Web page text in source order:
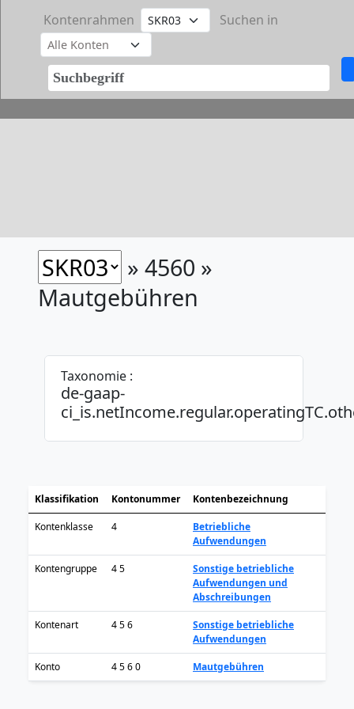
Kontenrahmen Suchen in
» 4560 »
Mautgebühren
Taxonomie :
de-gaap-
Klassifikation Kontonummer Kontenbezeichnung
Kontenklasse 4
Betriebliche
Aufwendungen
Kontengruppe 4 5
Sonstige betriebliche
Aufwendungen und
Abschreibungen
Kontenart 4 5 6
Sonstige betriebliche
Aufwendungen
Konto 4 5 6 0 Mautgebühren